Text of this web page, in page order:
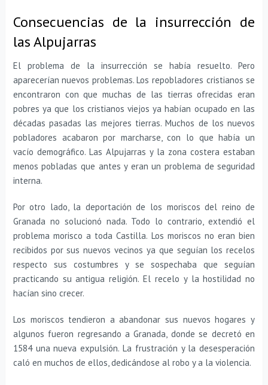
Consecuencias de la insurrección de
las Alpujarras
El problema de la insurrección se había resuelto. Pero
aparecerían nuevos problemas. Los repobladores cristianos se
encontraron con que muchas de las tierras ofrecidas eran
pobres ya que los cristianos viejos ya habían ocupado en las
décadas pasadas las mejores tierras. Muchos de los nuevos
pobladores acabaron por marcharse, con lo que había un
vacío demográfico. Las Alpujarras y la zona costera estaban
menos pobladas que antes y eran un problema de seguridad
interna.
Por otro lado, la deportación de los moriscos del reino de
Granada no solucionó nada. Todo lo contrario, extendió el
problema morisco a toda Castilla. Los moriscos no eran bien
recibidos por sus nuevos vecinos ya que seguían los recelos
respecto sus costumbres y se sospechaba que seguían
practicando su antigua religión. El recelo y la hostilidad no
hacían sino crecer.
Los moriscos tendieron a abandonar sus nuevos hogares y
algunos fueron regresando a Granada, donde se decretó en
1584 una nueva expulsión. La frustración y la desesperación
caló en muchos de ellos, dedicándose al robo y a la violencia.